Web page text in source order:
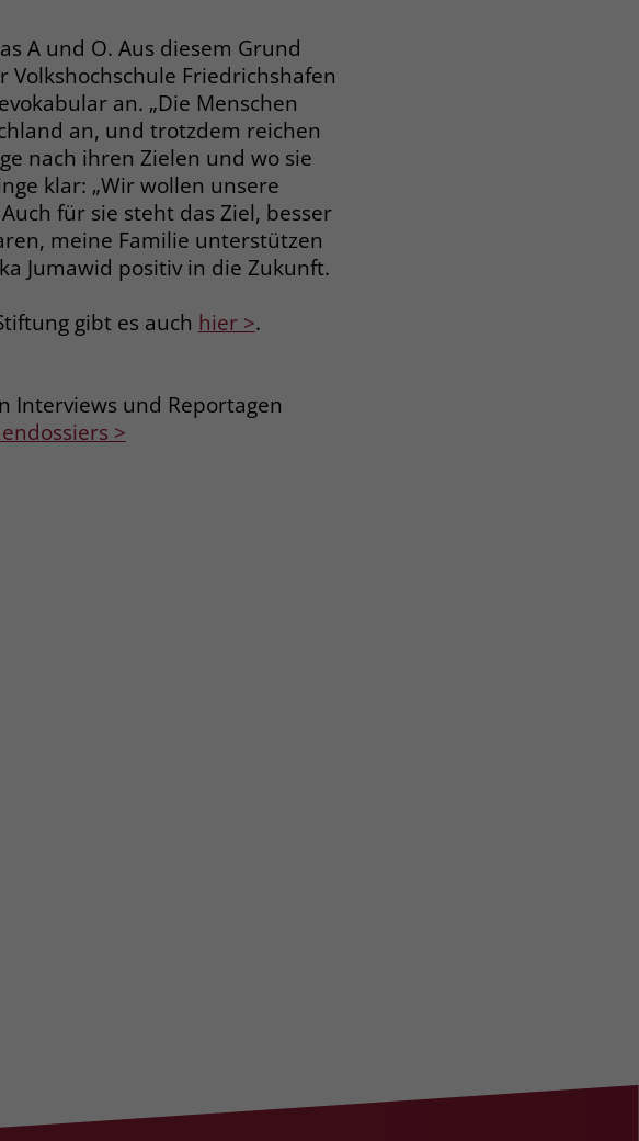
A und O. Aus diesem Grund
Friedrichshafen
an. „Die Menschen
an, und trotzdem reichen
nach ihren Zielen und wo sie
klar: „Wir wollen unsere
für sie steht das Ziel, besser
meine Familie unterstützen
Jumawid positiv in die Zukunft.
gibt es auch hier >.
Interviews und Reportagen
>
nur